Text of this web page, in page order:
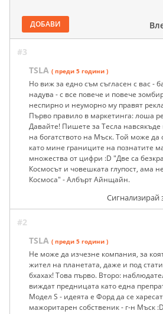
ДОБАВИ
#3
TSLA ( преди 5 години )
Но виж за едно съм съгласен с вас -
надува - с все повече и повече
неспирно и неуморно му правят
Първо правило в маркетинга: лоша
Давайте! Пишете за Тесла
на богатството на Мъск. Той може да
като мине границите на познатите
множества от цифри :D "Две са
Космосът и човешката глупост, ама
Космоса" - Албърт Айнщайн.
Сигнализирай
#2
TSLA ( преди 5 години )
Не може да изчезне компания, за
жител на планетата, даже и под
бхахах! Това първо. Второ:
виждат предницата като една
Модел S - идеята е Форд да се
мажоритарен собственик - г-н Мъск :D